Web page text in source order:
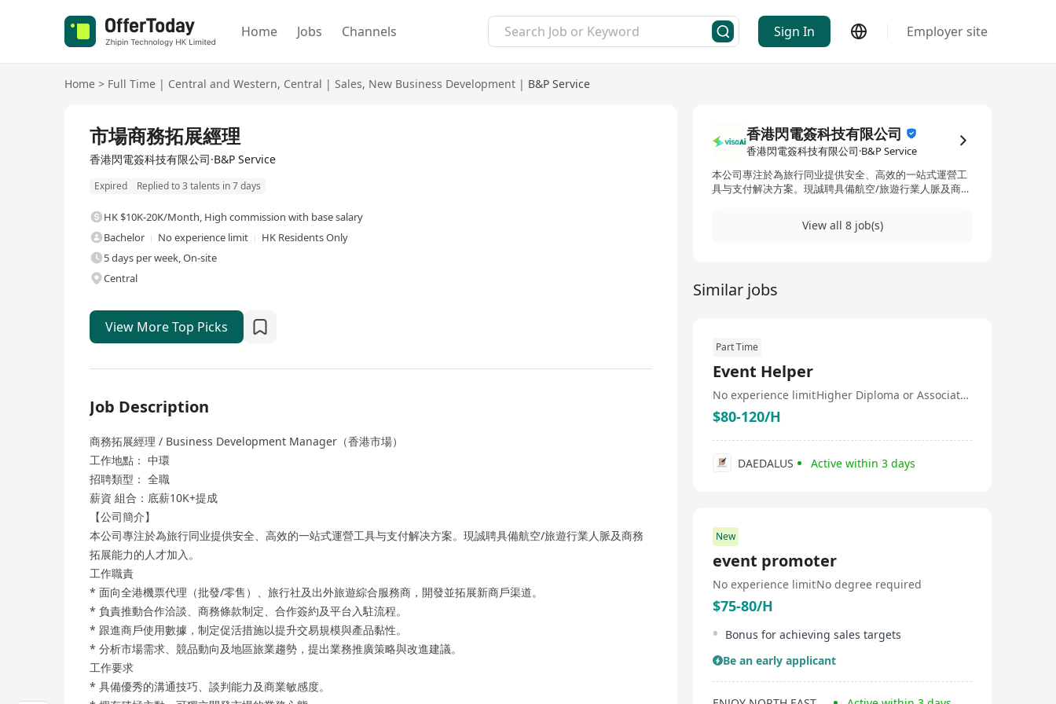
Home Jobs Channels Sign In Employer site
Home > Full Time | Central and Western, Central | Sales, New Business Development | B&P Service
市場商務拓展經理
香港閃電簽科技有限公司·B&P Service
Expired Replied to 3 talents in 7 days
HK $10K-20K/Month, High commission with base salary
Bachelor
No experience limit
HK Residents Only
5 days per week, On-site
Central
View More Top Picks
Job Description
商務拓展經理 / Business Development Manager（香港市場）
工作地點： 中環
招聘類型： 全職
薪資 組合：底薪10K+提成
【公司簡介】
本公司專注於為旅行同业提供安全、高效的一站式運營工具与支付解决方案。現誠聘具備航空/旅遊行業人脈及商務
拓展能力的人才加入。
工作職責
* 面向全港機票代理（批發/零售）、旅行社及出外旅遊綜合服務商，開發並拓展新商戶渠道。
* 負責推動合作洽談、商務條款制定、合作簽約及平台入駐流程。
* 跟進商戶使用數據，制定促活措施以提升交易規模與產品黏性。
* 分析市場需求、競品動向及地區旅業趨勢，提出業務推廣策略與改進建議。
工作要求
* 具備優秀的溝通技巧、談判能力及商業敏感度。
香港閃電簽科技有限公司
香港閃電簽科技有限公司·B&P Service
本公司專注於為旅行同业提供安全、高效的一站式運營工
具与支付解决方案。現誠聘具備航空/旅遊行業人脈及商務
View all 8 job(s)
Similar jobs
Part Time
Event Helper
No experience limit Higher Diploma or Associate Degree
$80-120/H
DAEDALUS Active within 3 days
New
event promoter
No experience limitNo degree required
$75-80/H
Bonus for achieving sales targets
Be an early applicant